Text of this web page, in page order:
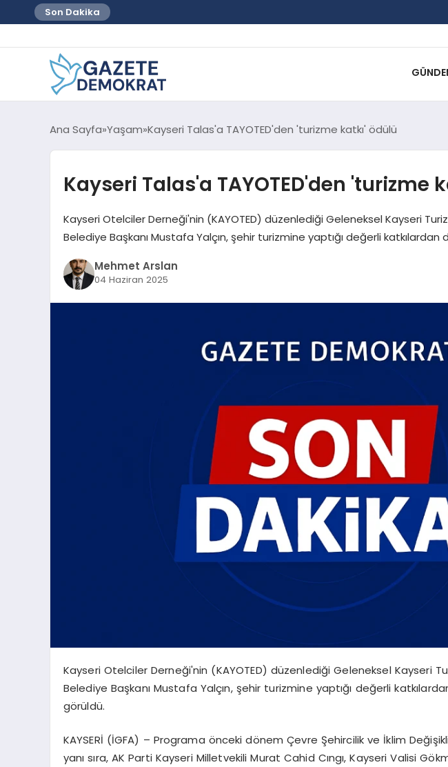
Son Dakika
Ana Sayfa Yaşam Kayseri Talas'a TAYOTED'den 'turizme katkı' ödülü
Kayseri Talas'a TAYOTED'den 'turizme
Kayseri Otelciler Derneği'nin (KAYOTED) düzenlediği Geleneksel Kayseri
Belediye Başkanı Mustafa Yalçın, şehir turizmine yaptığı değerli katkılardan
Mehmet Arslan
04 Haziran 2025
Kayseri Otelciler Derneği'nin (KAYOTED) düzenlediği Geleneksel Kayseri
Belediye Başkanı Mustafa Yalçın, şehir turizmine yaptığı değerli
görüldü.
KAYSERİ (İGFA) – Programa önceki dönem Çevre Şehircilik ve İklim
yanı sıra, AK Parti Kayseri Milletvekili Murat Cahid Cıngı, Kayseri Valisi